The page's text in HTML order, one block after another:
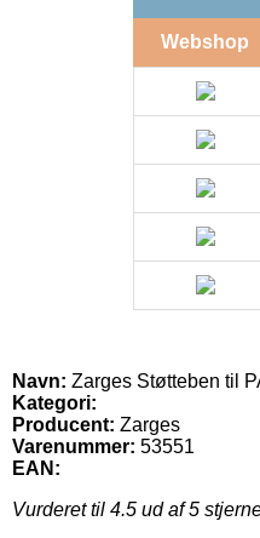
Webshop
Navn: Zarges Støtteben til
Kategori:
Producent: Zarges
Varenummer: 53551
EAN:
Vurderet til 4.5 ud af 5